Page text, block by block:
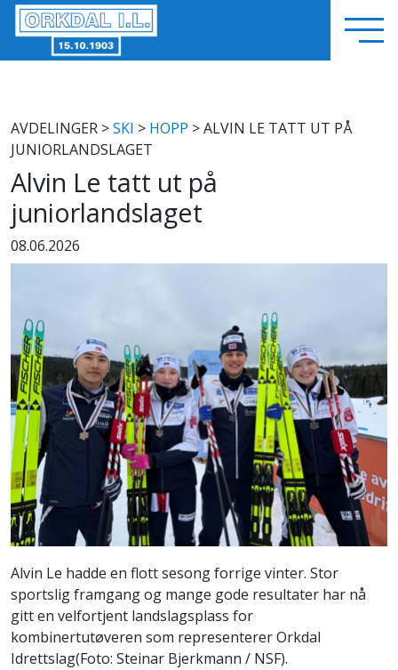
AVDELINGER >SKI > HOPP > ALVIN LE TATT UT PÅ
JUNIORLANDSLAGET
Alvin Le tatt ut på
juniorlandslaget
08.06.2026
Alvin Le hadde en flott sesong forrige vinter. Stor
sportslig framgang og mange gode resultater har nå
gitt en velfortjent landslagsplass for
kombinertutøveren som representerer Orkdal
Idrettslag(Foto: Steinar Bjerkmann / NSF).